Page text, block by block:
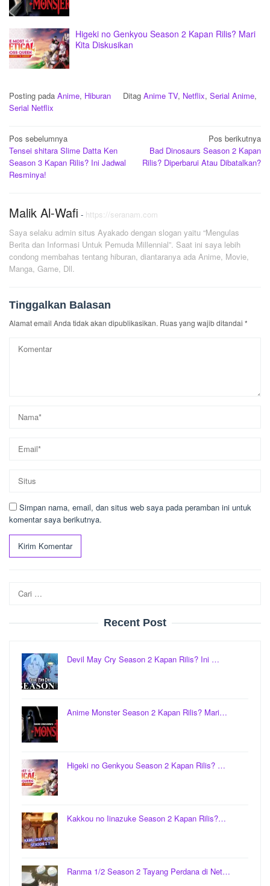
Higeki no Genkyou Season 2 Kapan Rilis? Mari
Kita Diskusikan
Posting pada Anime, Hiburan Ditag Anime TV, Netflix, Serial Anime,
Serial Netflix
Navigasi
pos
Pos sebelumnya
Tensei shitara Slime Datta Ken
Season 3 Kapan Rilis? Ini Jadwal
Resminya!
Pos berikutnya
Bad Dinosaurs Season 2 Kapan
Rilis? Diperbarui Atau Dibatalkan?
Malik Al-Wafi - https://seranam.com
Saya selaku admin situs Ayakado dengan slogan yaitu “Mengulas
Berita dan Informasi Untuk Pemuda Millennial”. Saat ini saya lebih
condong membahas tentang hiburan, diantaranya ada Anime, Movie,
Manga, Game, Dll.
Tinggalkan Balasan
Alamat email Anda tidak akan dipublikasikan. Ruas yang wajib ditandai *
Simpan nama, email, dan situs web saya pada peramban ini untuk
komentar saya berikutnya.
untuk:
Recent Post
Devil May Cry Season 2 Kapan Rilis? Ini …
Anime Monster Season 2 Kapan Rilis? Mari…
Higeki no Genkyou Season 2 Kapan Rilis? …
Kakkou no Iinazuke Season 2 Kapan Rilis?…
Ranma 1/2 Season 2 Tayang Perdana di Net…